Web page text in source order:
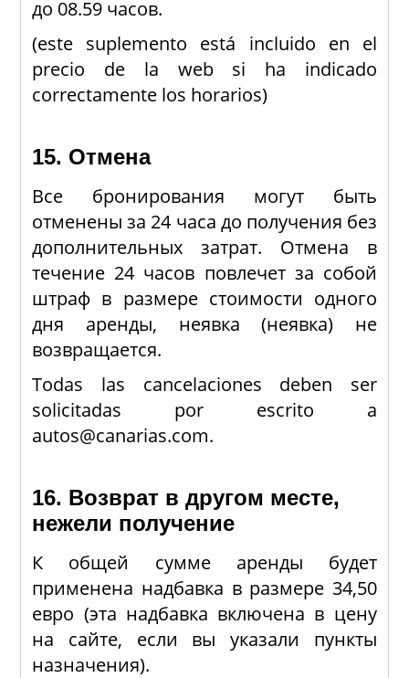
до 08.59 часов.
(este suplemento está incluido en el
precio de la web si ha indicado
correctamente los horarios)
15. Отмена
Все бронирования могут быть
отменены за 24 часа до получения без
дополнительных затрат. Отмена в
течение 24 часов повлечет за собой
штраф в размере стоимости одного
дня аренды, неявка (неявка) не
возвращается.
Todas las cancelaciones deben ser
solicitadas por escrito a
autos@canarias.com.
16. Возврат в другом месте,
нежели получение
К общей сумме аренды будет
применена надбавка в размере 34,50
евро (эта надбавка включена в цену
на сайте, если вы указали пункты
назначения).